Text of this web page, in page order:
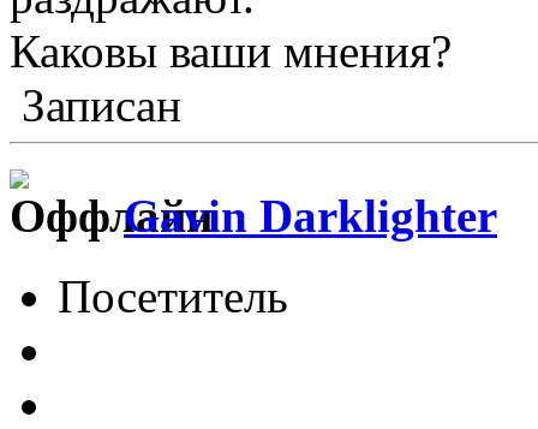
Каковы ваши мнения?
Записан
Gavin Darklighter
Посетитель